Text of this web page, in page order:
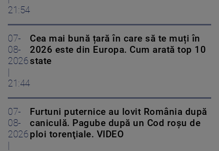
21:54
07-
08-
2026
21:44
Cea mai bună țară în care să te muți în
2026 este din Europa. Cum arată top 10
state
07-
08-
2026
Furtuni puternice au lovit România după
caniculă. Pagube după un Cod roşu de
ploi torenţiale. VIDEO